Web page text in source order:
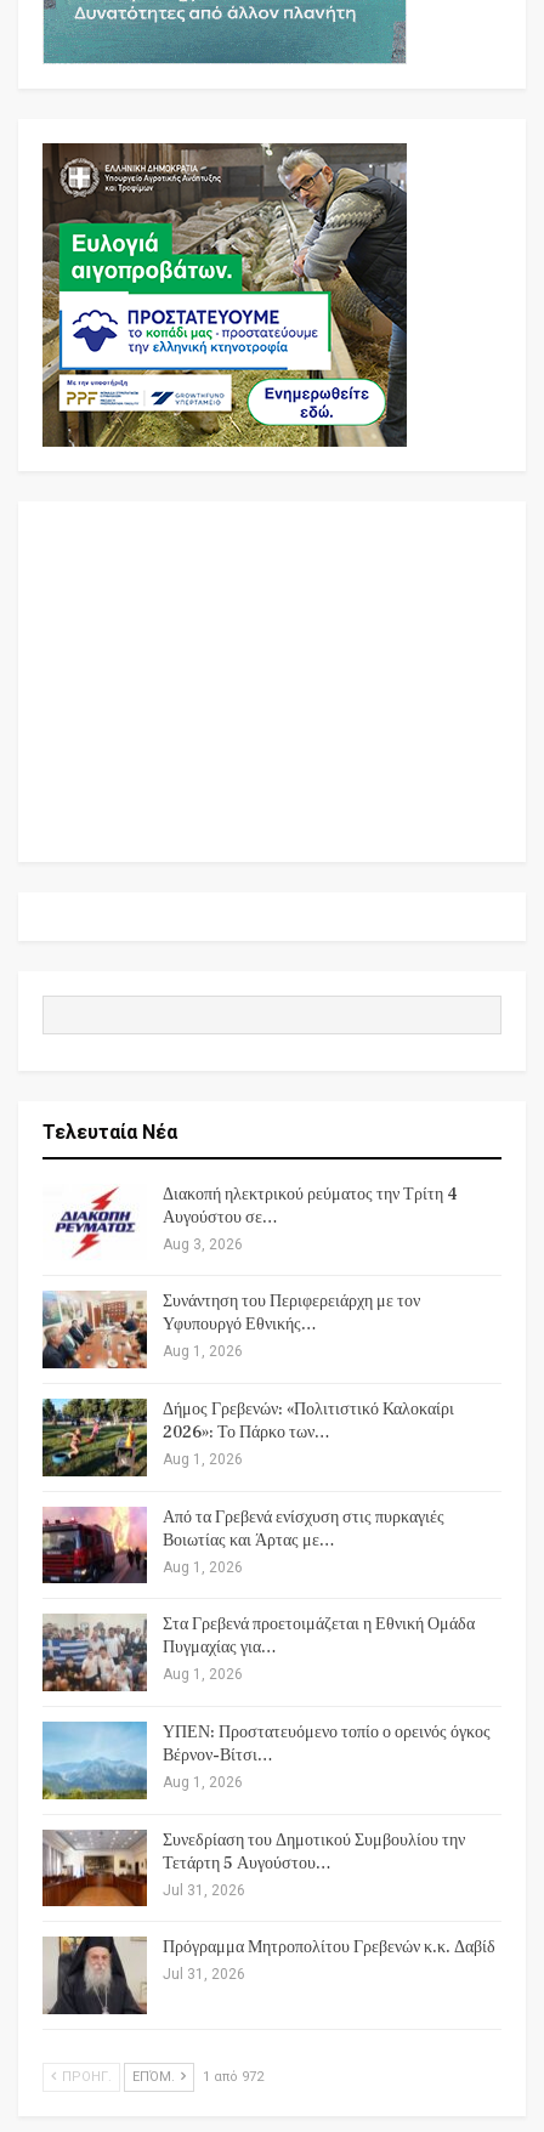
Τελευταία Νέα
Διακοπή ηλεκτρικού ρεύματος την Τρίτη 4
Αυγούστου σε…
Aug 3, 2026
Συνάντηση του Περιφερειάρχη με τον
Υφυπουργό Εθνικής…
Aug 1, 2026
Δήμος Γρεβενών: «Πολιτιστικό Καλοκαίρι
2026»: Το Πάρκο των…
Aug 1, 2026
Από τα Γρεβενά ενίσχυση στις πυρκαγιές
Βοιωτίας και Άρτας με…
Aug 1, 2026
Στα Γρεβενά προετοιμάζεται η Εθνική Ομάδα
Πυγμαχίας για…
Aug 1, 2026
ΥΠΕΝ: Προστατευόμενο τοπίο ο ορεινός όγκος
Βέρνον-Βίτσι…
Aug 1, 2026
Συνεδρίαση του Δημοτικού Συμβουλίου την
Τετάρτη 5 Αυγούστου…
Jul 31, 2026
Πρόγραμμα Μητροπολίτου Γρεβενών κ.κ. Δαβίδ
Jul 31, 2026
ΠΡΟΗΓ. ΕΠΌΜ. 1 από 972